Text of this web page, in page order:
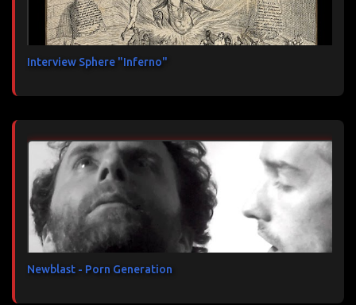
Interview Sphere "Inferno"
Newblast - Porn Generation